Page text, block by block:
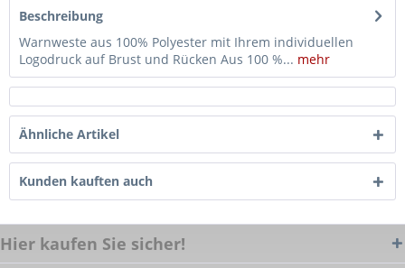
Beschreibung
Warnweste aus 100% Polyester mit Ihrem individuellen
Logodruck auf Brust und Rücken Aus 100 %... mehr
Ähnliche Artikel
Kunden kauften auch
Hier kaufen Sie sicher!